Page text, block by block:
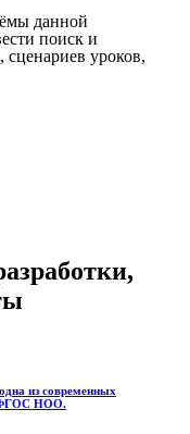
данной
поиск и
сценариев уроков,
из современных
ФГОС НОО.